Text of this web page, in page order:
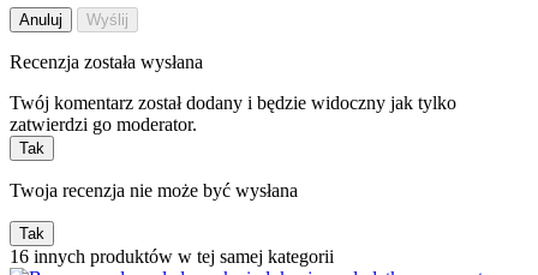
Anuluj Wyślij
Recenzja została wysłana
Twój komentarz został dodany i będzie widoczny jak tylko
zatwierdzi go moderator.
Tak
Twoja recenzja nie może być wysłana
Tak
16 innych produktów w tej samej kategorii